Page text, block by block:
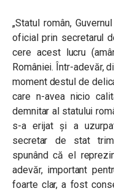
„Statul român,
oficial prin secretarul
cere acest lucru
României. Într-adevăr,
moment destul de
care n-avea nicio
demnitar al statului
s-a erijat şi a
secretar de stat
spunând că el
adevăr, important
foarte clar, a fost